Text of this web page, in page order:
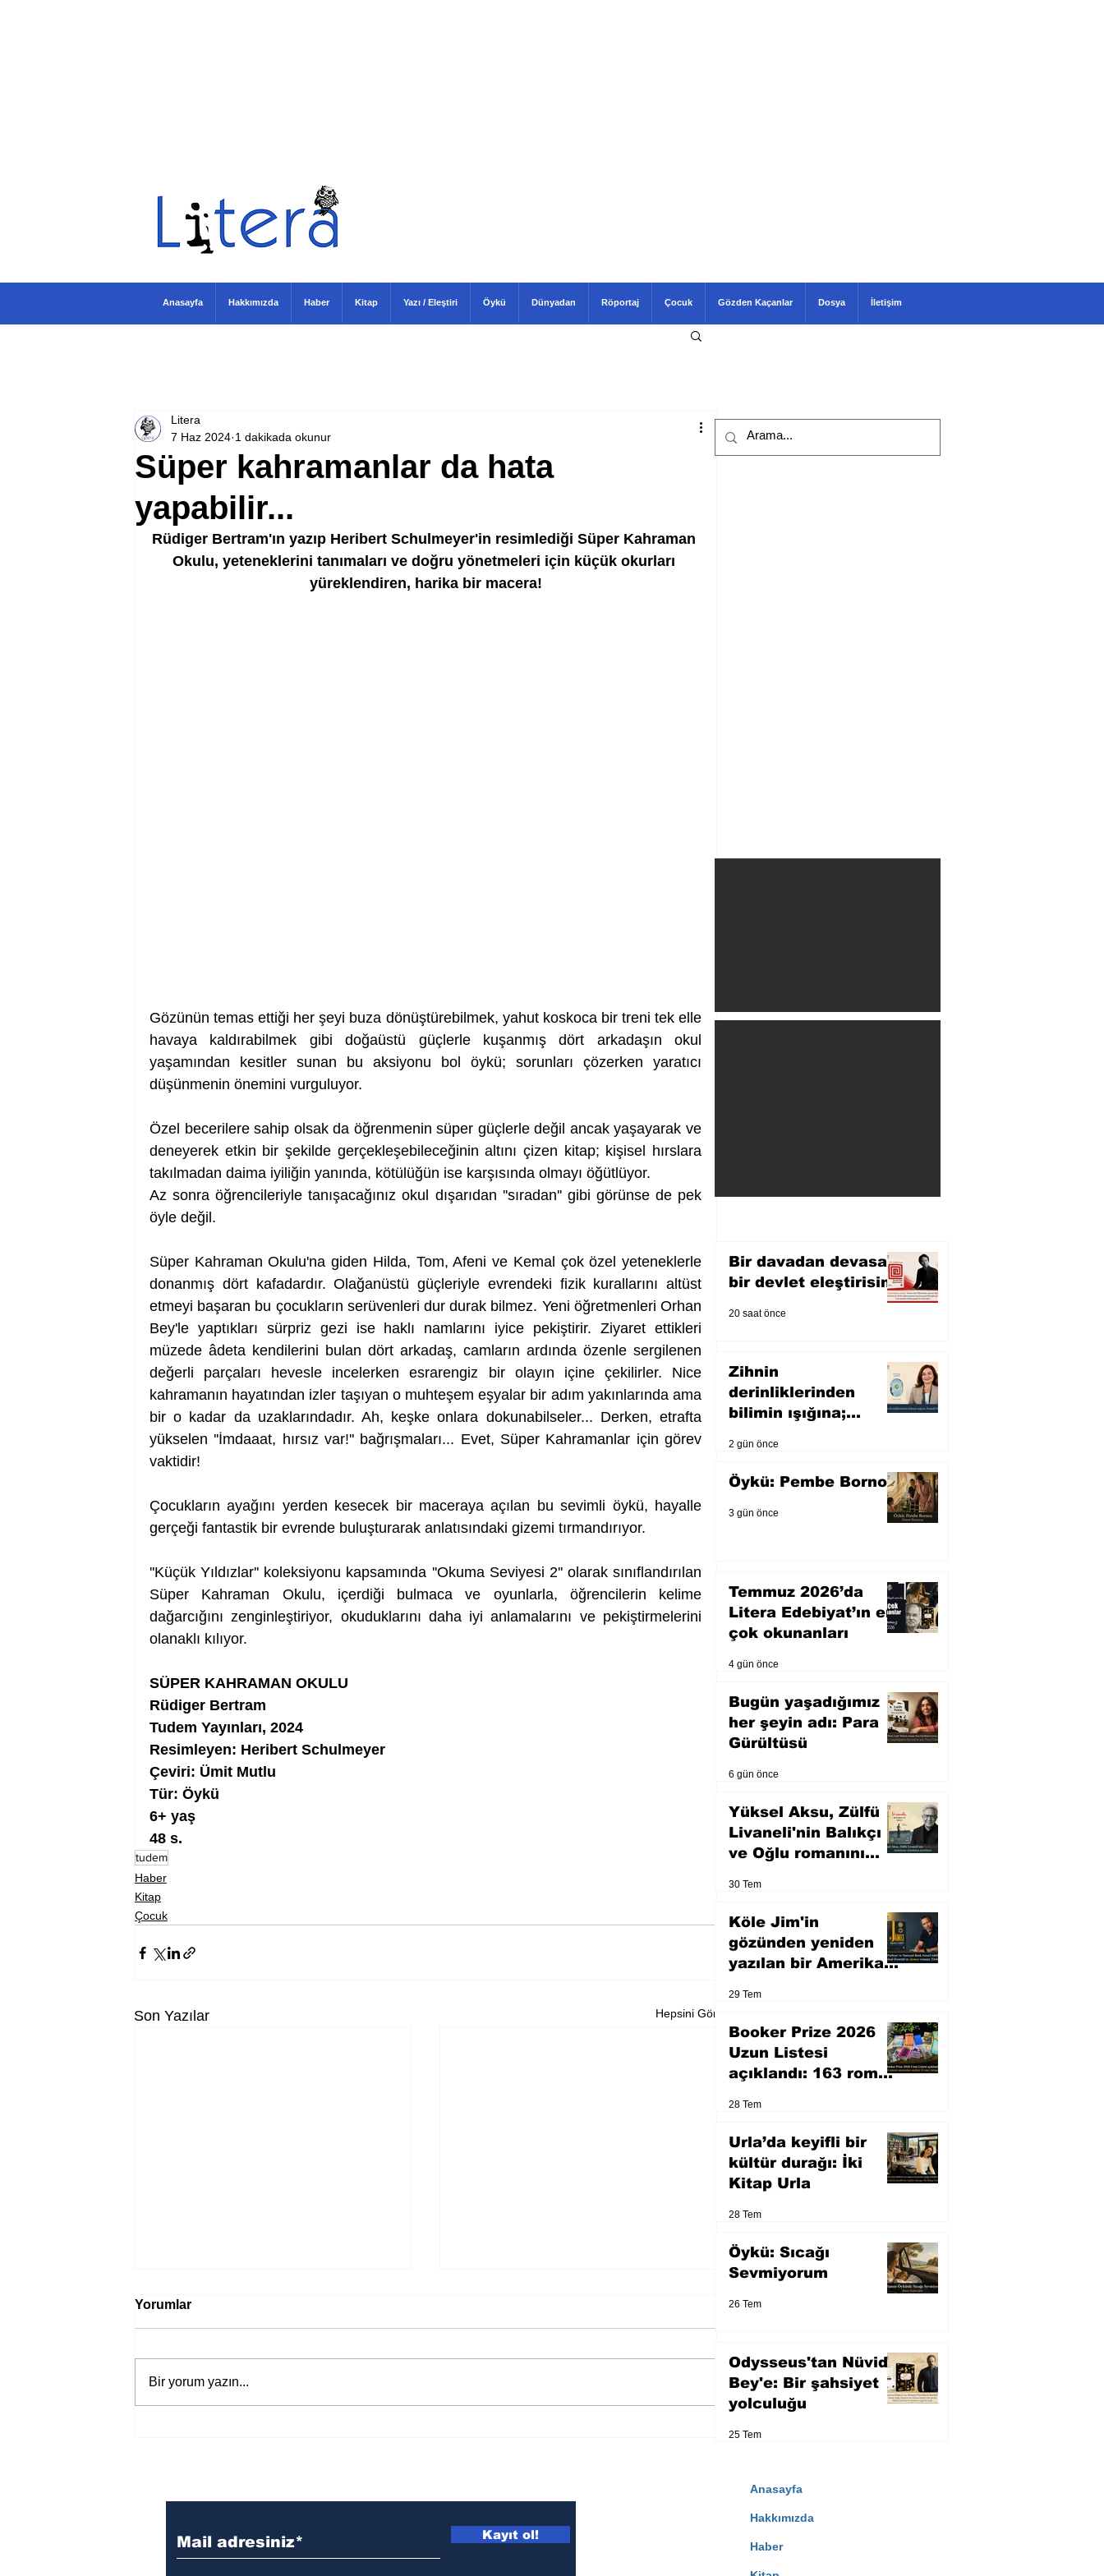
Süper kahramanlar da hata
yapabilir...
Litera
7 Haz 2024 1 dakikada okunur
Rüdiger Bertram'ın yazıp Heribert Schulmeyer'in resimlediği Süper Kahraman
Okulu, yeteneklerini tanımaları ve doğru yönetmeleri için küçük okurları
yüreklendiren, harika bir macera!
Gözünün temas ettiği her şeyi buza dönüştürebilmek, yahut koskoca bir treni tek elle
havaya kaldırabilmek gibi doğaüstü güçlerle kuşanmış dört arkadaşın okul
yaşamından kesitler sunan bu aksiyonu bol öykü; sorunları çözerken yaratıcı
düşünmenin önemini vurguluyor.
Özel becerilere sahip olsak da öğrenmenin süper güçlerle değil ancak yaşayarak ve
deneyerek etkin bir şekilde gerçekleşebileceğinin altını çizen kitap; kişisel hırslara
takılmadan daima iyiliğin yanında, kötülüğün ise karşısında olmayı öğütlüyor.
Az sonra öğrencileriyle tanışacağınız okul dışarıdan ''sıradan'' gibi görünse de pek
öyle değil.
Süper Kahraman Okulu'na giden Hilda, Tom, Afeni ve Kemal çok özel yeteneklerle
donanmış dört kafadardır. Olağanüstü güçleriyle evrendeki fizik kurallarını altüst
etmeyi başaran bu çocukların serüvenleri dur durak bilmez. Yeni öğretmenleri Orhan
Bey'le yaptıkları sürpriz gezi ise haklı namlarını iyice pekiştirir. Ziyaret ettikleri
müzede âdeta kendilerini bulan dört arkadaş, camların ardında özenle sergilenen
değerli parçaları hevesle incelerken esrarengiz bir olayın içine çekilirler. Nice
kahramanın hayatından izler taşıyan o muhteşem eşyalar bir adım yakınlarında ama
bir o kadar da uzaklarındadır. Ah, keşke onlara dokunabilseler... Derken, etrafta
yükselen ''İmdaaat, hırsız var!'' bağrışmaları... Evet, Süper Kahramanlar için görev
vaktidir!
Çocukların ayağını yerden kesecek bir maceraya açılan bu sevimli öykü, hayalle
gerçeği fantastik bir evrende buluşturarak anlatısındaki gizemi tırmandırıyor.
''Küçük Yıldızlar'' koleksiyonu kapsamında ''Okuma Seviyesi 2'' olarak sınıflandırılan
Süper Kahraman Okulu, içerdiği bulmaca ve oyunlarla, öğrencilerin kelime
dağarcığını zenginleştiriyor, okuduklarını daha iyi anlamalarını ve pekiştirmelerini
olanaklı kılıyor.
SÜPER KAHRAMAN OKULU
Rüdiger Bertram
Tudem Yayınları, 2024
Resimleyen: Heribert Schulmeyer
Çeviri: Ümit Mutlu
Tür: Öykü
6+ yaş
48 s.
tudem
Haber
Kitap
Çocuk
Son Yazılar Hepsini Gör
Yorumlar
Bir yorum yazın...
Bir davadan devasa
bir devlet eleştirisine
20 saat önce
Zihnin
derinliklerinden
bilimin ışığına;
2 gün önce
Öykü: Pembe Bornoz
3 gün önce
Temmuz 2026’da
Litera Edebiyat’ın en
çok okunanları
4 gün önce
Bugün yaşadığımız
her şeyin adı: Para
Gürültüsü
6 gün önce
Yüksel Aksu, Zülfü
Livaneli'nin Balıkçı
ve Oğlu romanını
30 Tem
Köle Jim'in
gözünden yeniden
yazılan bir Amerikan
29 Tem
Booker Prize 2026
Uzun Listesi
açıklandı: 163 roman
28 Tem
Urla’da keyifli bir
kültür durağı: İki
Kitap Urla
28 Tem
Öykü: Sıcağı
Sevmiyorum
26 Tem
Odysseus'tan Nüvid
Bey'e: Bir şahsiyet
yolculuğu
25 Tem
Anasayfa Hakkımızda Haber Kitap Yazı / Eleştiri Öykü Dünyadan Röportaj Çocuk Gözden Kaçanlar Dosya İletişim
Kayıt ol!
Anasayfa
Hakkımızda
Haber